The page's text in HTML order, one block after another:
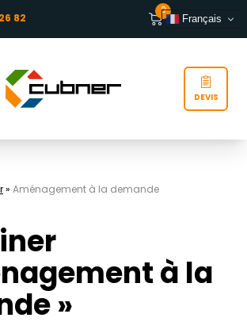
82
0
Français
DEVIS
» Aménagement à la demande
à la
»